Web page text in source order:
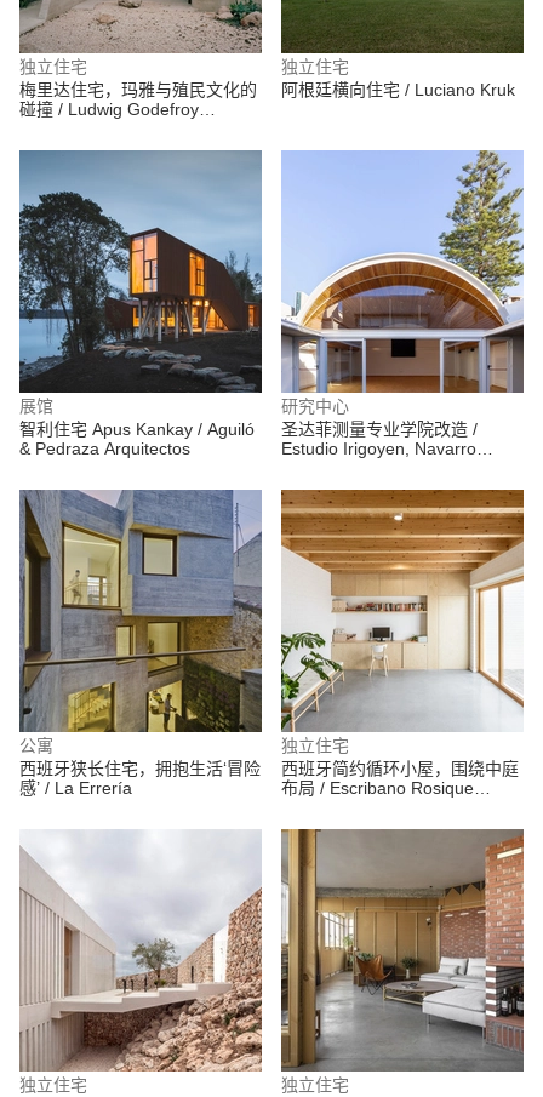
独立住宅
梅里达住宅，玛雅与殖民文化的
碰撞 / Ludwig Godefroy
独立住宅
阿根廷横向住宅 / Luciano Kruk
展馆
智利住宅 Apus Kankay / Aguiló
& Pedraza Arquitectos
研究中心
圣达菲测量专业学院改造 /
Estudio Irigoyen, Navarro
公寓
西班牙狭长住宅，拥抱生活‘冒险
感’ / La Errería
独立住宅
西班牙简约循环小屋，围绕中庭
布局 / Escribano Rosique
独立住宅
独立住宅